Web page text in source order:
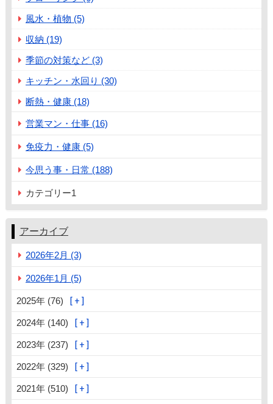
風水・植物 (5)
収納 (19)
季節の対策など (3)
キッチン・水回り (30)
断熱・健康 (18)
営業マン・仕事 (16)
免疫力・健康 (5)
今思う事・日常 (188)
カテゴリー1
アーカイブ
2026年2月 (3)
2026年1月 (5)
2025年 (76)
2024年 (140)
2023年 (237)
2022年 (329)
2021年 (510)